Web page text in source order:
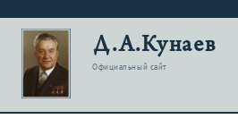
Д.А.Кунаев
Официальный сайт